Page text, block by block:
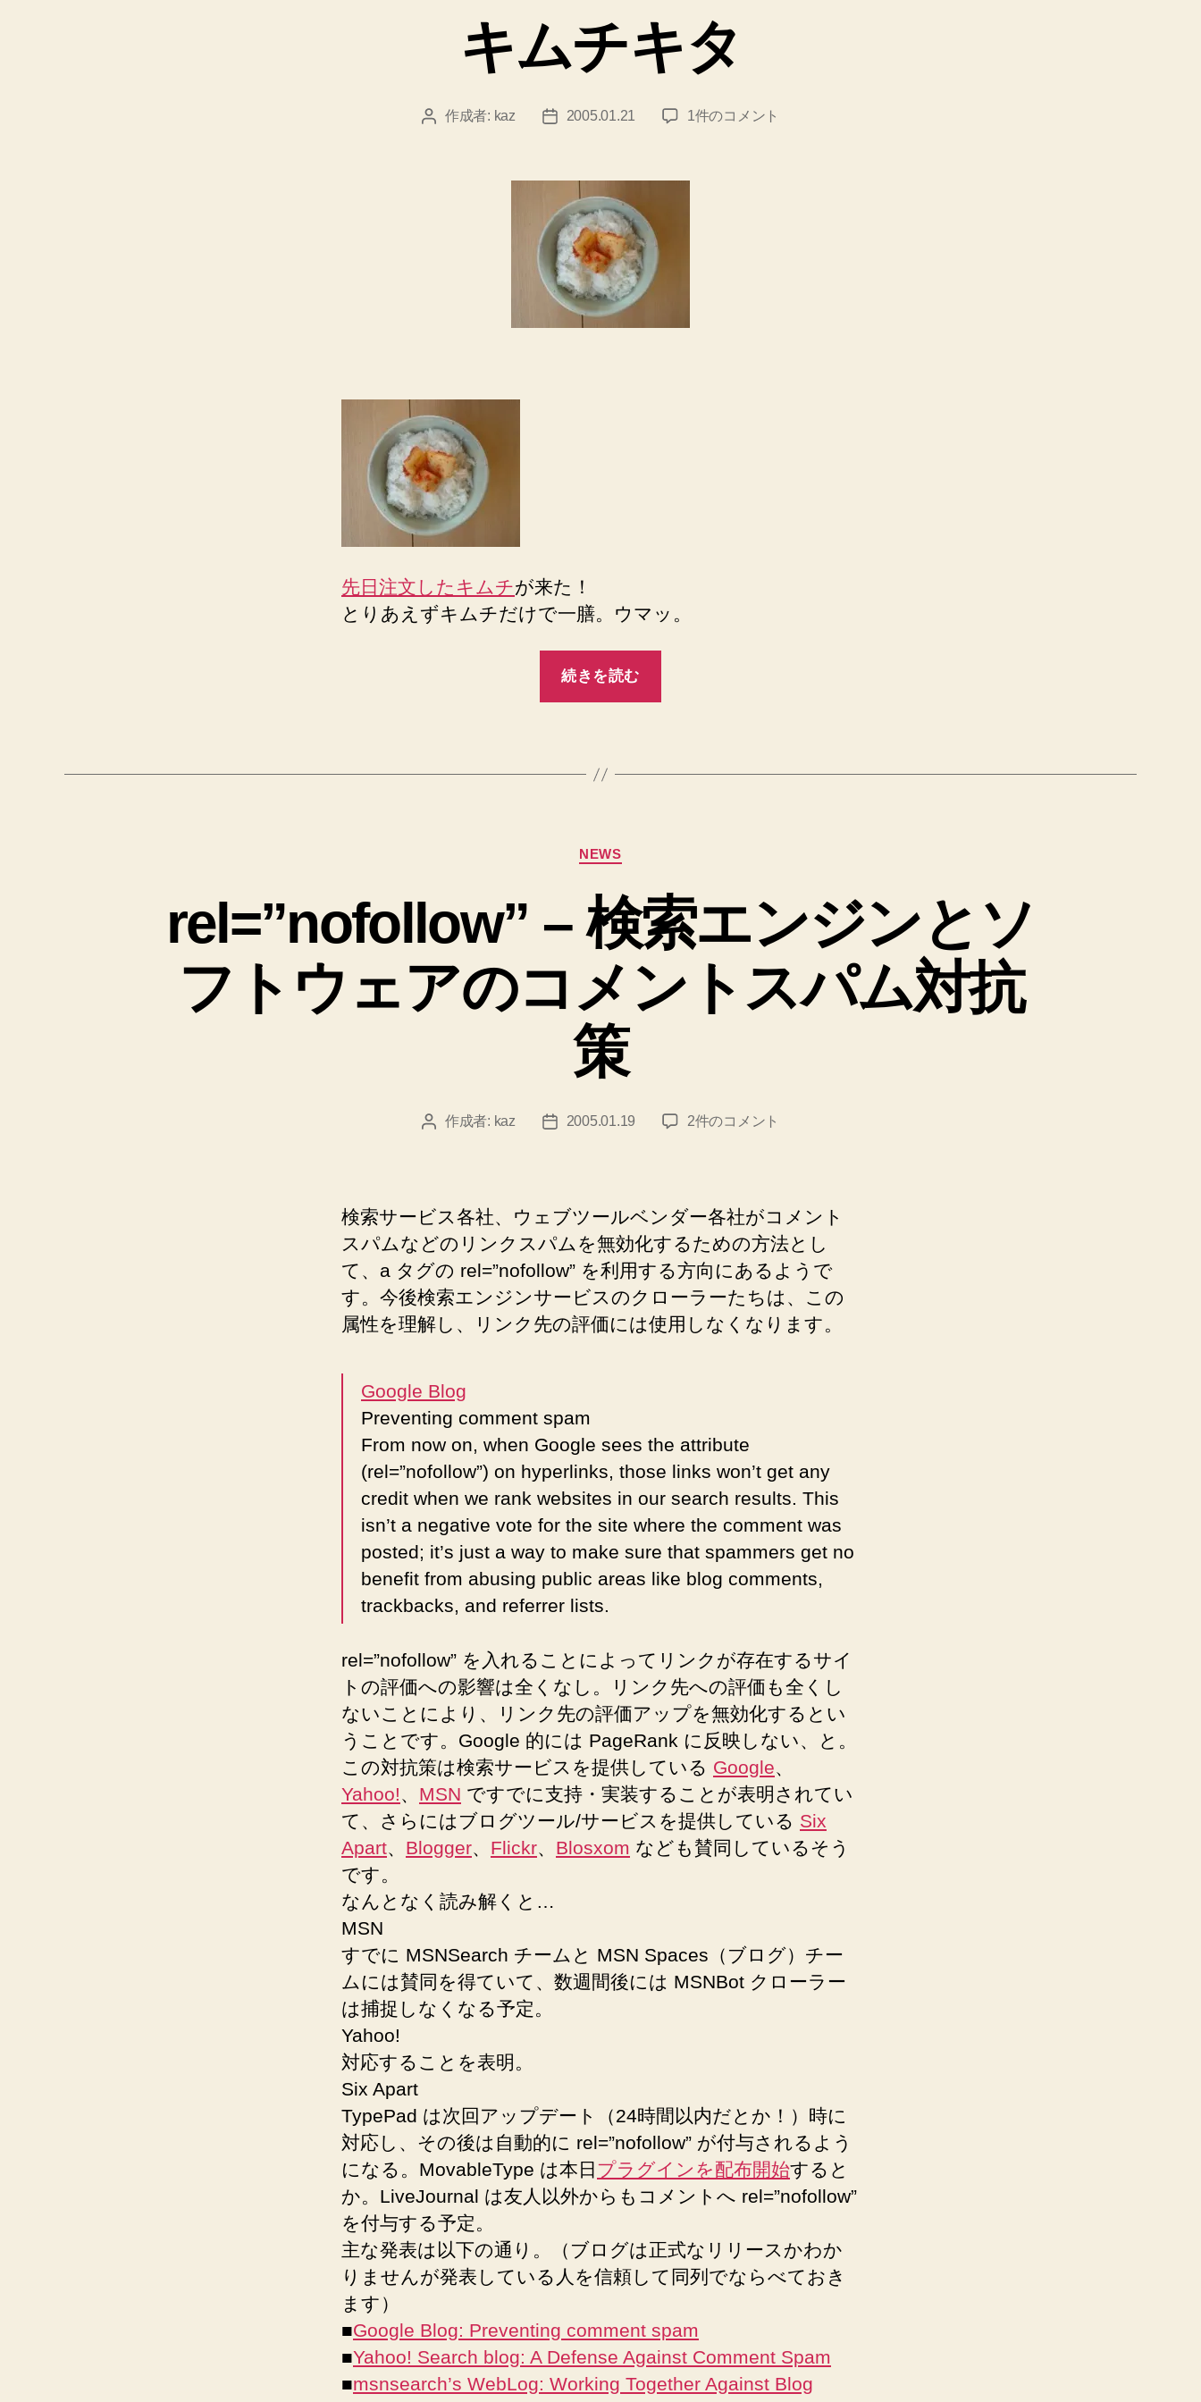
リ
ー
キムチキタ
投 作成者: kaz
投
2005.01.21
キ
キ
1件のコメント
先日注文したキムチが来た！
とりあえずキムチだけで一膳。ウマッ。
続きを読む
タ”
カ
テ
リ
ー
NEWS
rel=”nofollow” – 検索エンジンとソ
フトウェアのコメントスパム対抗
策
投 作成者: kaz
投
2005.01.19
rel=”nofollow”
エ
ジ
ン
と
フ
の
コ
ン
ト
ス
パ
策
の
2件のコメント
検索サービス各社、ウェブツールベンダー各社がコメント
スパムなどのリンクスパムを無効化するための方法とし
て、a タグの rel=”nofollow” を利用する方向にあるようで
す。今後検索エンジンサービスのクローラーたちは、この
属性を理解し、リンク先の評価には使用しなくなります。
Google Blog
Preventing comment spam
From now on, when Google sees the attribute
(rel=”nofollow”) on hyperlinks, those links won’t get any
credit when we rank websites in our search results. This
isn’t a negative vote for the site where the comment was
posted; it’s just a way to make sure that spammers get no
benefit from abusing public areas like blog comments,
trackbacks, and referrer lists.
rel=”nofollow” を入れることによってリンクが存在するサイ
トの評価への影響は全くなし。リンク先への評価も全くし
ないことにより、リンク先の評価アップを無効化するとい
うことです。Google 的には PageRank に反映しない、と。
この対抗策は検索サービスを提供している Google、
Yahoo!、 MSN ですでに支持・実装することが表明されてい
て、さらにはブログツール/サービスを提供している Six
Apart、 Blogger、 Flickr、 Blosxom なども賛同しているそう
です。
なんとなく読み解くと…
MSN
すでに MSNSearch チームと MSN Spaces（ブログ）チー
ムには賛同を得ていて、数週間後には MSNBot クローラー
は捕捉しなくなる予定。
Yahoo!
対応することを表明。
Six Apart
TypePad は次回アップデート（24時間以内だとか！）時に
対応し、その後は自動的に rel=”nofollow” が付与されるよう
になる。MovableType は本日 プラグインを配布開始すると
か。LiveJournal は友人以外からもコメントへ rel=”nofollow”
を付与する予定。
主な発表は以下の通り。（ブログは正式なリリースかわか
りませんが発表している人を信頼して同列でならべておき
ます）
■Google Blog: Preventing comment spam
■Yahoo! Search blog: A Defense Against Comment Spam
■msnsearch’s WebLog: Working Together Against Blog